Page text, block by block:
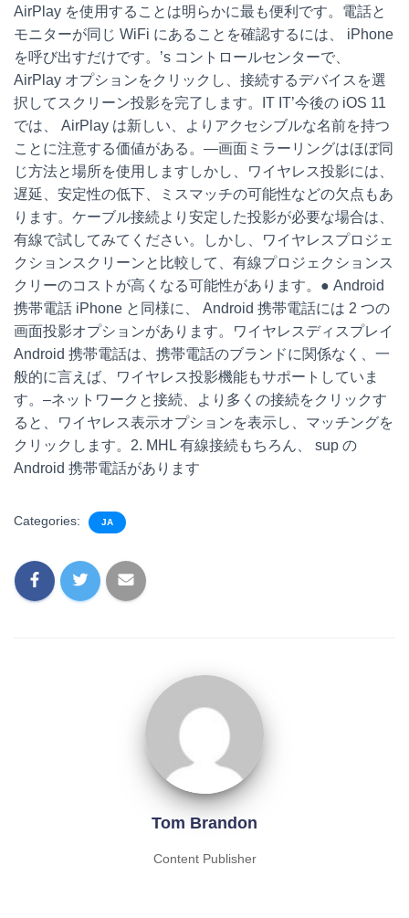
AirPlay を使用することは明らかに最も便利です。電話と
モニターが同じ WiFi にあることを確認するには、 iPhone
を呼び出すだけです。’s コントロールセンターで、
AirPlay オプションをクリックし、接続するデバイスを選
択してスクリーン投影を完了します。IT IT’今後の iOS 11
では、 AirPlay は新しい、よりアクセシブルな名前を持つ
ことに注意する価値がある。—画面ミラーリングはほぼ同
じ方法と場所を使用しますしかし、ワイヤレス投影には、
遅延、安定性の低下、ミスマッチの可能性などの欠点もあ
ります。ケーブル接続より安定した投影が必要な場合は、
有線で試してみてください。しかし、ワイヤレスプロジェ
クションスクリーンと比較して、有線プロジェクションス
クリーのコストが高くなる可能性があります。● Android
携帯電話 iPhone と同様に、 Android 携帯電話には 2 つの
画面投影オプションがあります。ワイヤレスディスプレイ
Android 携帯電話は、携帯電話のブランドに関係なく、一
般的に言えば、ワイヤレス投影機能もサポートしていま
す。–ネットワークと接続、より多くの接続をクリックす
ると、ワイヤレス表示オプションを表示し、マッチングを
クリックします。2. MHL 有線接続もちろん、 sup の
Android 携帯電話があります
Categories: JA
Tom Brandon
Content Publisher